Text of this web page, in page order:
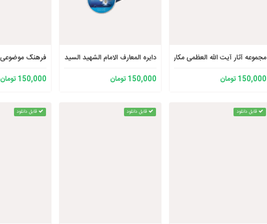
مجموعه آثار آیت الله العظمی مکارم شیرازی حفظه الله 3
150,000 تومان
دایره المعارف الامام الشهید السید محمد باقر الصدر قدس
150,000 تومان
فرهنگ موضوعی
150,000 تومان
قابل دانلود قابل دانلود قابل دانلود